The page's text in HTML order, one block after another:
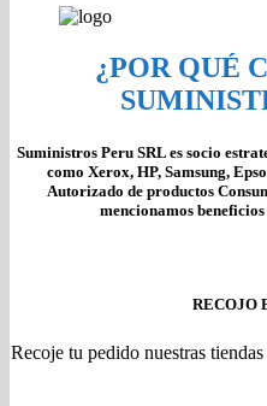
¿POR QUÉ
Suministros Peru SRL es socio
como Xerox, HP, Samsung,
Autorizado de productos
mencionamos
RECOJO
Recoje tu pedido nuestras